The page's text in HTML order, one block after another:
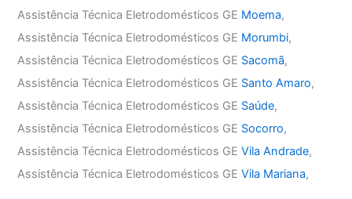
Assistência Técnica Eletrodomésticos GE Moema,
Assistência Técnica Eletrodomésticos GE Morumbi,
Assistência Técnica Eletrodomésticos GE Sacomã,
Assistência Técnica Eletrodomésticos GE Santo Amaro,
Assistência Técnica Eletrodomésticos GE Saúde,
Assistência Técnica Eletrodomésticos GE Socorro,
Assistência Técnica Eletrodomésticos GEVila Andrade,
Assistência Técnica Eletrodomésticos GEVila Mariana,